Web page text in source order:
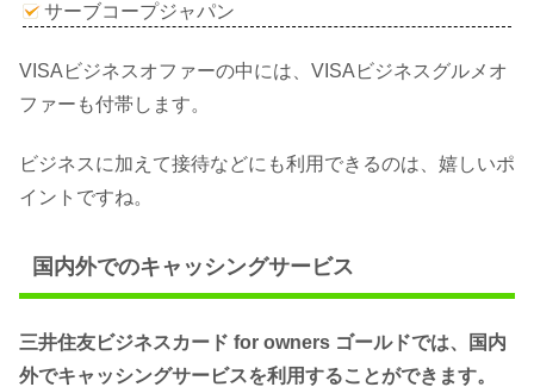
サーブコープジャパン
VISAビジネスオファーの中には、VISAビジネスグルメオ
ファーも付帯します。
ビジネスに加えて接待などにも利用できるのは、嬉しいポ
イントですね。
国内外でのキャッシングサービス
三井住友ビジネスカード for owners ゴールドでは、国内
外でキャッシングサービスを利用することができます。